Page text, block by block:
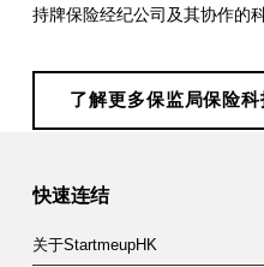
持牌保险经纪公司及其协作的
了解更多保监局保险
Skip back to main navigation
快速连结
关于StartmeupHK